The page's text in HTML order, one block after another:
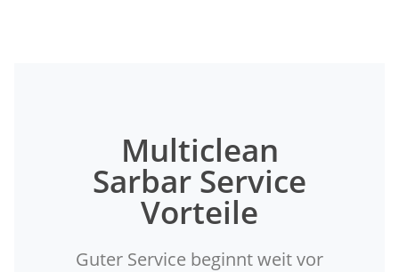
Multiclean
Sarbar Service
Vorteile
Guter Service beginnt weit vor